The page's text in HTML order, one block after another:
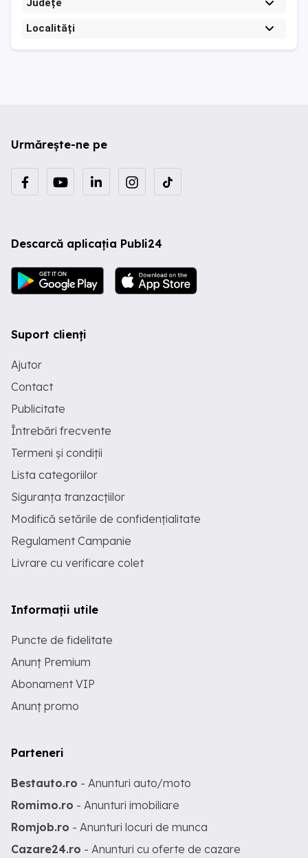
Județe
Localități
Urmărește-ne pe
Descarcă aplicația Publi24
Suport clienți
Ajutor
Contact
Publicitate
Întrebări frecvente
Termeni și condiții
Lista categoriilor
Siguranța tranzacțiilor
Modifică setările de confidențialitate
Regulament Campanie
Livrare cu verificare colet
Informații utile
Puncte de fidelitate
Anunț Premium
Abonament VIP
Anunț promo
Parteneri
Bestauto.ro - Anunturi auto/moto
Romimo.ro - Anunturi imobiliare
Romjob.ro - Anunturi locuri de munca
Cazare24.ro - Anunturi cu oferte de cazare